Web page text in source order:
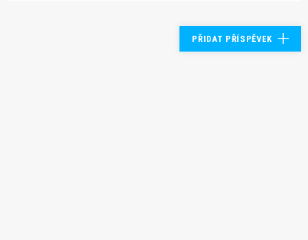
PŘIDAT PŘÍSPĚVEK